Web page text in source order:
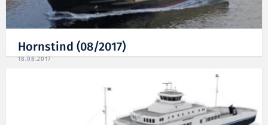
Hornstind (08/2017)
18.08.2017